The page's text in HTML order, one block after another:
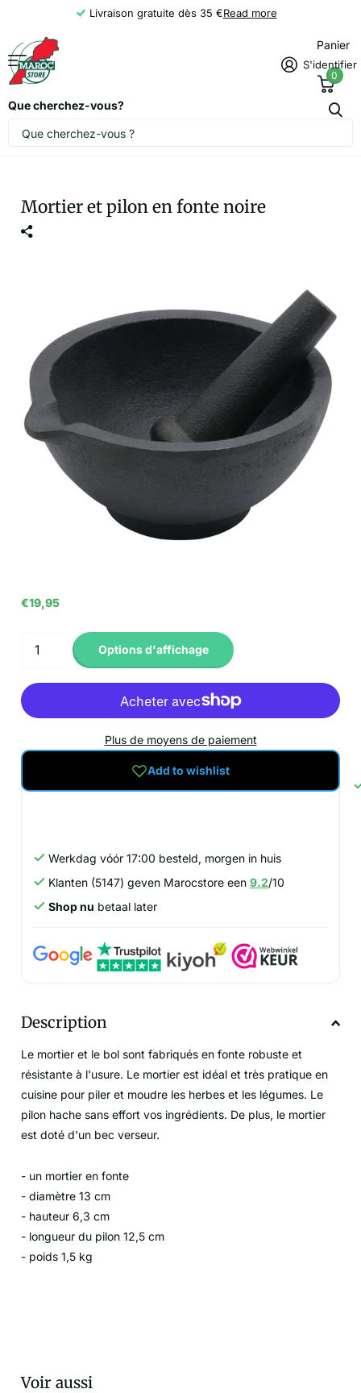
Livraison gratuite dès 35 €Read more
Que cherchez-vous?
S'identifier
Panier
0
Mortier et pilon en fonte noire
€19,95
Options d'affichage
Plus de moyens de paiement
Add to wishlist
Werkdag vóór 17:00 besteld, morgen in huis
Klanten (5147) geven Marocstore een 9.2/10
Shop nu betaal later
Description
Le mortier et le bol sont fabriqués en fonte robuste et
résistante à l'usure. Le mortier est idéal et très pratique en
cuisine pour piler et moudre les herbes et les légumes. Le
pilon hache sans effort vos ingrédients. De plus, le mortier
est doté d'un bec verseur.
- un mortier en fonte
- diamètre 13 cm
- hauteur 6,3 cm
- longueur du pilon 12,5 cm
- poids 1,5 kg
Voir aussi